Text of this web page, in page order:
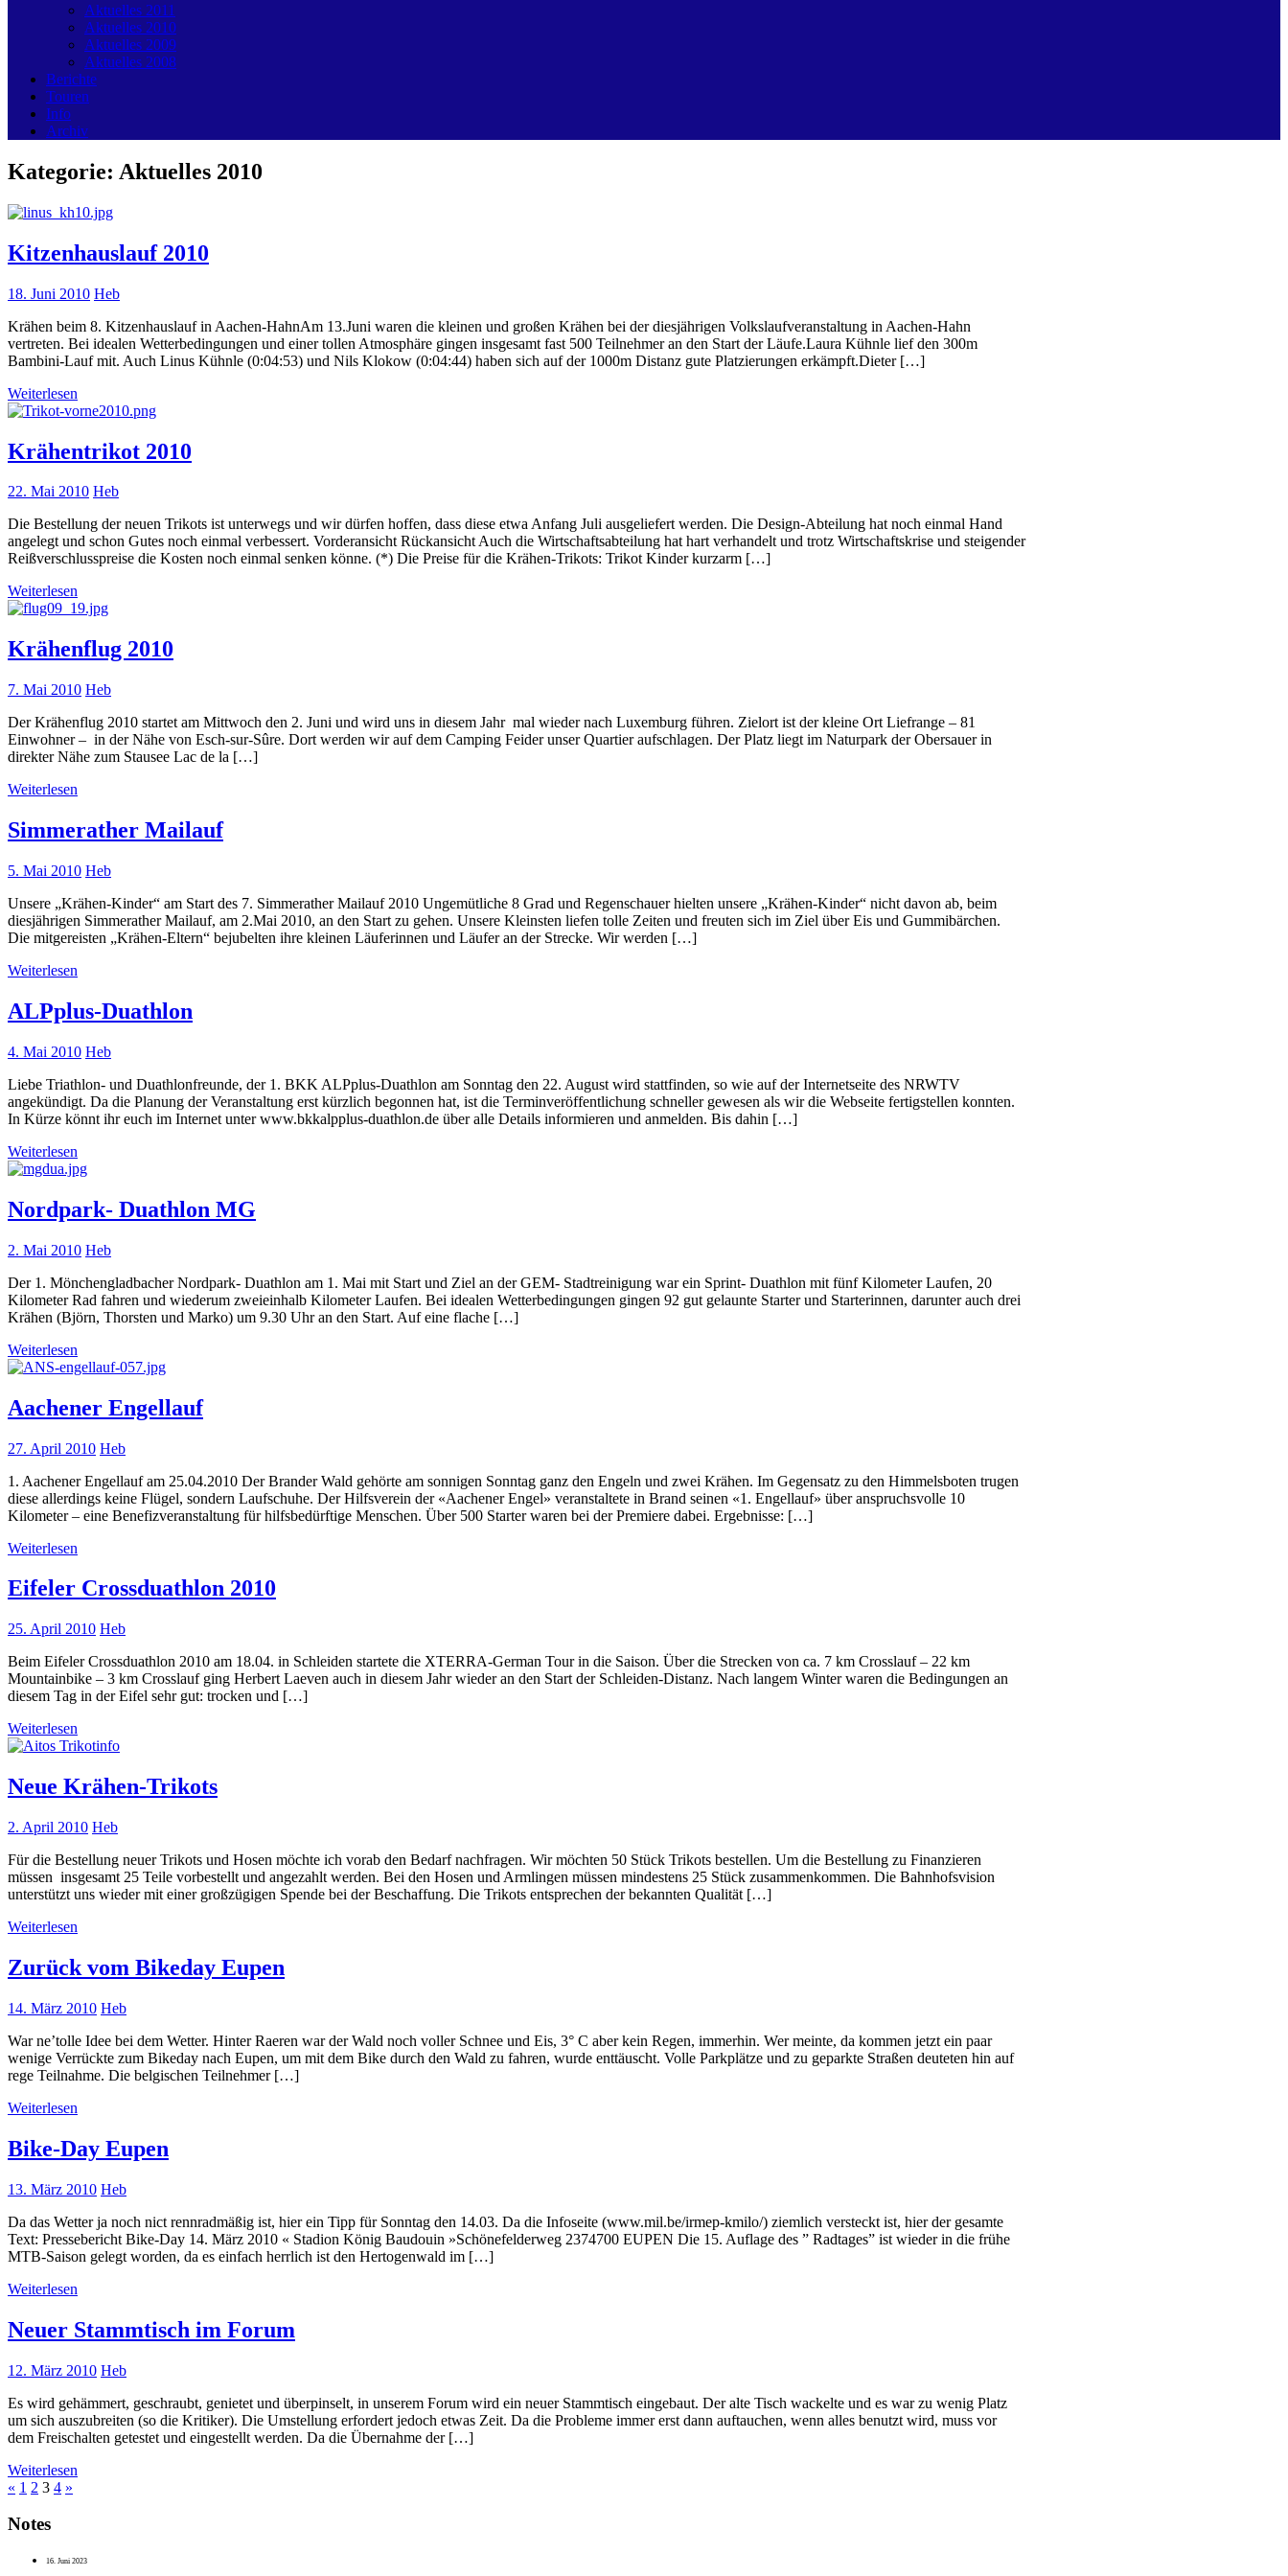
Aktuelles 2011
Aktuelles 2010
Aktuelles 2009
Aktuelles 2008
Berichte
Touren
Info
Archiv
Kategorie: Aktuelles 2010
Kitzenhauslauf 2010
18. Juni 2010 Heb
Krähen beim 8. Kitzenhauslauf in Aachen-HahnAm 13.Juni waren die kleinen und großen Krähen bei der diesjährigen Volkslaufveranstaltung in Aachen-Hahn
vertreten. Bei idealen Wetterbedingungen und einer tollen Atmosphäre gingen insgesamt fast 500 Teilnehmer an den Start der Läufe.Laura Kühnle lief den 300m
Bambini-Lauf mit. Auch Linus Kühnle (0:04:53) und Nils Klokow (0:04:44) haben sich auf der 1000m Distanz gute Platzierungen erkämpft.Dieter […]
Weiterlesen
Krähentrikot 2010
22. Mai 2010 Heb
Die Bestellung der neuen Trikots ist unterwegs und wir dürfen hoffen, dass diese etwa Anfang Juli ausgeliefert werden. Die Design-Abteilung hat noch einmal Hand
angelegt und schon Gutes noch einmal verbessert. Vorderansicht Rückansicht Auch die Wirtschaftsabteilung hat hart verhandelt und trotz Wirtschaftskrise und steigender
Reißverschlusspreise die Kosten noch einmal senken könne. (*) Die Preise für die Krähen-Trikots: Trikot Kinder kurzarm […]
Weiterlesen
Krähenflug 2010
7. Mai 2010 Heb
Der Krähenflug 2010 startet am Mittwoch den 2. Juni und wird uns in diesem Jahr mal wieder nach Luxemburg führen. Zielort ist der kleine Ort Liefrange – 81
Einwohner – in der Nähe von Esch-sur-Sûre. Dort werden wir auf dem Camping Feider unser Quartier aufschlagen. Der Platz liegt im Naturpark der Obersauer in
direkter Nähe zum Stausee Lac de la […]
Weiterlesen
Simmerather Mailauf
5. Mai 2010 Heb
Unsere „Krähen-Kinder“ am Start des 7. Simmerather Mailauf 2010 Ungemütliche 8 Grad und Regenschauer hielten unsere „Krähen-Kinder“ nicht davon ab, beim
diesjährigen Simmerather Mailauf, am 2.Mai 2010, an den Start zu gehen. Unsere Kleinsten liefen tolle Zeiten und freuten sich im Ziel über Eis und Gummibärchen.
Die mitgereisten „Krähen-Eltern“ bejubelten ihre kleinen Läuferinnen und Läufer an der Strecke. Wir werden […]
Weiterlesen
ALPplus-Duathlon
4. Mai 2010 Heb
Liebe Triathlon- und Duathlonfreunde, der 1. BKK ALPplus-Duathlon am Sonntag den 22. August wird stattfinden, so wie auf der Internetseite des NRWTV
angekündigt. Da die Planung der Veranstaltung erst kürzlich begonnen hat, ist die Terminveröffentlichung schneller gewesen als wir die Webseite fertigstellen konnten.
In Kürze könnt ihr euch im Internet unter www.bkkalpplus-duathlon.de über alle Details informieren und anmelden. Bis dahin […]
Weiterlesen
Nordpark- Duathlon MG
2. Mai 2010 Heb
Der 1. Mönchengladbacher Nordpark- Duathlon am 1. Mai mit Start und Ziel an der GEM- Stadtreinigung war ein Sprint- Duathlon mit fünf Kilometer Laufen, 20
Kilometer Rad fahren und wiederum zweieinhalb Kilometer Laufen. Bei idealen Wetterbedingungen gingen 92 gut gelaunte Starter und Starterinnen, darunter auch drei
Krähen (Björn, Thorsten und Marko) um 9.30 Uhr an den Start. Auf eine flache […]
Weiterlesen
Aachener Engellauf
27. April 2010 Heb
1. Aachener Engellauf am 25.04.2010 Der Brander Wald gehörte am sonnigen Sonntag ganz den Engeln und zwei Krähen. Im Gegensatz zu den Himmelsboten trugen
diese allerdings keine Flügel, sondern Laufschuhe. Der Hilfsverein der «Aachener Engel» veranstaltete in Brand seinen «1. Engellauf» über anspruchsvolle 10
Kilometer – eine Benefizveranstaltung für hilfsbedürftige Menschen. Über 500 Starter waren bei der Premiere dabei. Ergebnisse: […]
Weiterlesen
Eifeler Crossduathlon 2010
25. April 2010 Heb
Beim Eifeler Crossduathlon 2010 am 18.04. in Schleiden startete die XTERRA-German Tour in die Saison. Über die Strecken von ca. 7 km Crosslauf – 22 km
Mountainbike – 3 km Crosslauf ging Herbert Laeven auch in diesem Jahr wieder an den Start der Schleiden-Distanz. Nach langem Winter waren die Bedingungen an
diesem Tag in der Eifel sehr gut: trocken und […]
Weiterlesen
Neue Krähen-Trikots
2. April 2010 Heb
Für die Bestellung neuer Trikots und Hosen möchte ich vorab den Bedarf nachfragen. Wir möchten 50 Stück Trikots bestellen. Um die Bestellung zu Finanzieren
müssen insgesamt 25 Teile vorbestellt und angezahlt werden. Bei den Hosen und Armlingen müssen mindestens 25 Stück zusammenkommen. Die Bahnhofsvision
unterstützt uns wieder mit einer großzügigen Spende bei der Beschaffung. Die Trikots entsprechen der bekannten Qualität […]
Weiterlesen
Zurück vom Bikeday Eupen
14. März 2010 Heb
War ne’tolle Idee bei dem Wetter. Hinter Raeren war der Wald noch voller Schnee und Eis, 3° C aber kein Regen, immerhin. Wer meinte, da kommen jetzt ein paar
wenige Verrückte zum Bikeday nach Eupen, um mit dem Bike durch den Wald zu fahren, wurde enttäuscht. Volle Parkplätze und zu geparkte Straßen deuteten hin auf
rege Teilnahme. Die belgischen Teilnehmer […]
Weiterlesen
Bike-Day Eupen
13. März 2010 Heb
Da das Wetter ja noch nict rennradmäßig ist, hier ein Tipp für Sonntag den 14.03. Da die Infoseite (www.mil.be/irmep-kmilo/) ziemlich versteckt ist, hier der gesamte
Text: Pressebericht Bike-Day 14. März 2010 « Stadion König Baudouin »Schönefelderweg 2374700 EUPEN Die 15. Auflage des ” Radtages” ist wieder in die frühe
MTB-Saison gelegt worden, da es einfach herrlich ist den Hertogenwald im […]
Weiterlesen
Neuer Stammtisch im Forum
12. März 2010 Heb
Es wird gehämmert, geschraubt, genietet und überpinselt, in unserem Forum wird ein neuer Stammtisch eingebaut. Der alte Tisch wackelte und es war zu wenig Platz
um sich auszubreiten (so die Kritiker). Die Umstellung erfordert jedoch etwas Zeit. Da die Probleme immer erst dann auftauchen, wenn alles benutzt wird, muss vor
dem Freischalten getestet und eingestellt werden. Da die Übernahme der […]
Weiterlesen
« 1 2 3 4 »
Notes
16. Juni 2023